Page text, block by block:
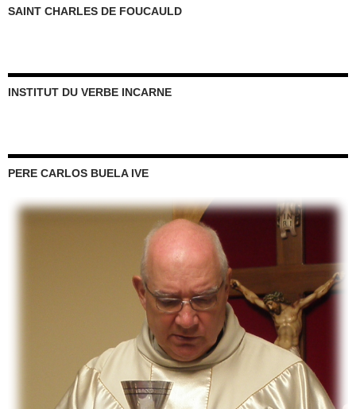
SAINT CHARLES DE FOUCAULD
INSTITUT DU VERBE INCARNE
PERE CARLOS BUELA IVE